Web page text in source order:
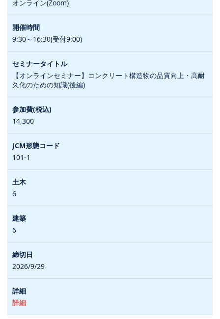
オンライン(Zoom)
9:30～16:30(受付9:00)
【オンラインセミナー】コンクリート構造物の品質向上・高耐
久化のための知識(後編)
14,300
101-1
6
6
2026/9/29
詳細